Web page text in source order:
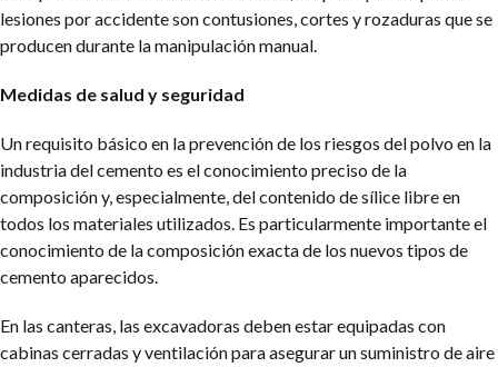
lesiones por accidente son contusiones, cortes y rozaduras que se
producen durante la manipulación manual.
Medidas de salud y seguridad
Un requisito básico en la prevención de los riesgos del polvo en la
industria del cemento es el conocimiento preciso de la
composición y, especialmente, del contenido de sílice libre en
todos los materiales utilizados. Es particularmente importante el
conocimiento de la composición exacta de los nuevos tipos de
cemento aparecidos.
En las canteras, las excavadoras deben estar equipadas con
cabinas cerradas y ventilación para asegurar un suministro de aire